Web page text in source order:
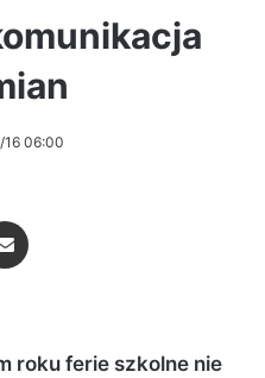
16 06:00
roku ferie szkolne nie